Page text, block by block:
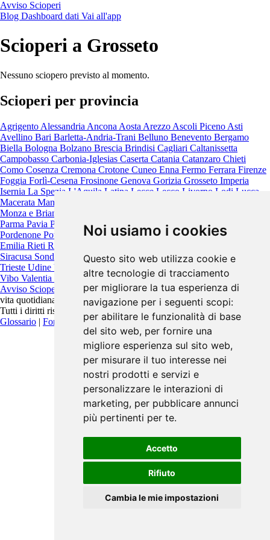
Noi usiamo i cookies
Questo sito web utilizza cookie e
altre tecnologie di tracciamento
per migliorare la tua esperienza di
navigazione per i seguenti scopi:
per abilitare le funzionalità di base
del sito web, per fornire una
migliore esperienza sul sito web,
per misurare il tuo interesse nei
nostri prodotti e servizi e
personalizzare le interazioni di
marketing, per pubblicare annunci
più pertinenti per te.
Accetto
Rifiuto
Cambia le mie impostazioni
Avviso Scioperi
Blog Dashboard dati Vai all'app
Scioperi a Grosseto
Nessuno sciopero previsto al momento.
Scioperi per provincia
Agrigento Alessandria Ancona Aosta Arezzo Ascoli Piceno Asti
Avellino Bari Barletta-Andria-Trani Belluno Benevento Bergamo
Biella Bologna Bolzano Brescia Brindisi Cagliari Caltanissetta
Campobasso Carbonia-Iglesias Caserta Catania Catanzaro Chieti
Como Cosenza Cremona Crotone Cuneo Enna Fermo Ferrara Firenze
Foggia Forlì-Cesena Frosinone Genova Gorizia Grosseto Imperia
Isernia La Spezia L'Aquila Latina Lecce Lecco Livorno Lodi Lucca
Macerata Mantova
Monza e Brianza
Parma Pavia Perugia Pesaro e Urbino Pescara Piacenza
Pordenone Potenza PratoRagusaRavenna Reggio Calabria
Emilia Rieti Rimini
Siracusa Sondrio TarantoTeramoTerniTorinoTrapaniTrento
Trieste Udine Varese Venezia Verbano-Cusio-Ossola
Vibo Valentia
VicenzaViterbo
Avviso Scioperi
è un progetto indipendente pensato per migliorare la
vita quotidiana.
Tutti i diritti riservati. Contattaci:
info@avvisoscioperi.it
Glossario | Fonti Privacy Policy